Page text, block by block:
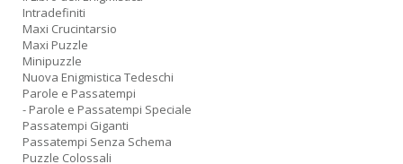
Intradefiniti
Maxi Crucintarsio
Maxi Puzzle
Minipuzzle
Nuova Enigmistica Tedeschi
Parole e Passatempi
- Parole e Passatempi Speciale
Passatempi Giganti
Passatempi Senza Schema
Puzzle Colossali